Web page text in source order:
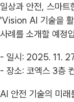
일상과 안전, 스마트
'Vision AI 기술을
사례를 소개할 예정
- 일시: 2025. 11.
- 장소: 코엑스 3층
AI 안전 기술의 미래